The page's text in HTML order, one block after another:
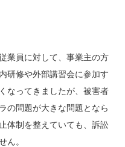
業員に対して、事業主の方
研修や外部講習会に参加す
なってきましたが、被害者
の問題が大きな問題となら
体制を整えていても、訴訟
ん。